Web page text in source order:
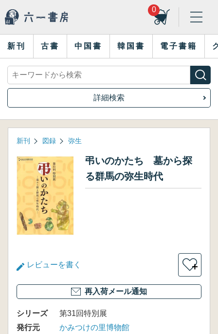
0
新刊 古書 中国書 韓国書 電子書籍
詳細検索
新刊 図録 弥生
弔いのかたち 墓から探
る群馬の弥生時代
レビューを書く ＋
再入荷メール通知
シリーズ
第31回特別展
発行元
かみつけの里博物館